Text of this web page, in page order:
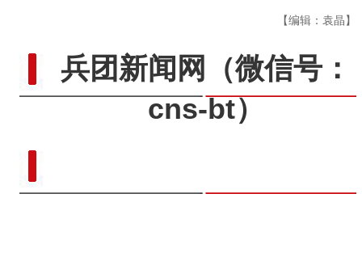
【编辑：袁晶】
兵团新闻网
（微信号：
cns-bt）